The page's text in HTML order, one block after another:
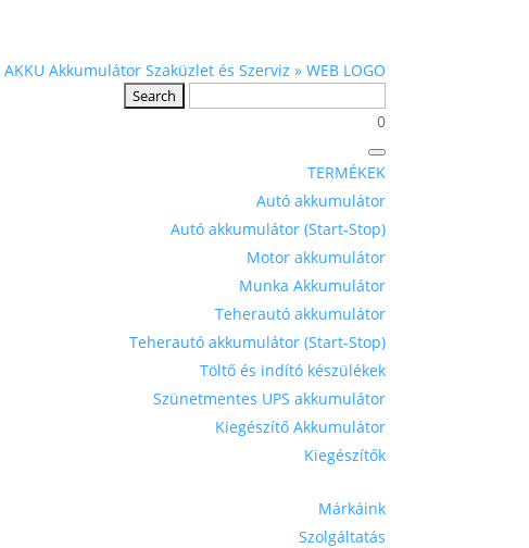
0
TERMÉKEK
Autó akkumulátor
Autó akkumulátor (Start-Stop)
Motor akkumulátor
Munka Akkumulátor
Teherautó akkumulátor
Teherautó akkumulátor (Start-Stop)
Töltő és indító készülékek
Szünetmentes UPS akkumulátor
Kiegészítő Akkumulátor
Kiegészítők
Márkáink
Szolgáltatás